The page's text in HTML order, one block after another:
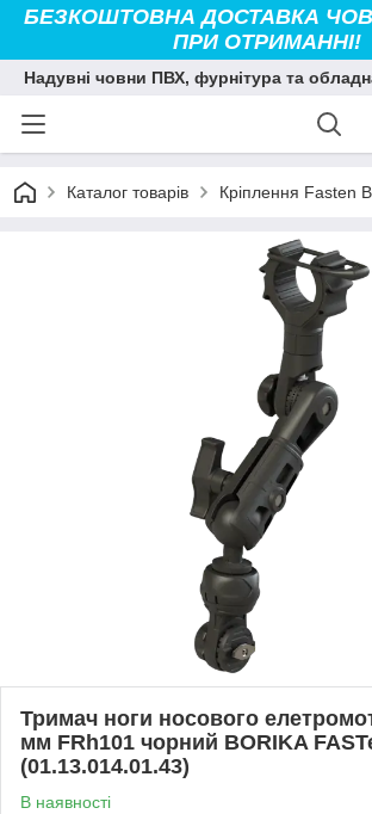
БЕЗКОШТОВНА ДОСТАВКА
ПРИ ОТРИМАННІ!
Надувні човни ПВХ, фурнітура та
Каталог товарів Кріплення Fasten
Тримач ноги носового
мм FRh101 чорний BORIKA
(01.13.014.01.43)
В наявності